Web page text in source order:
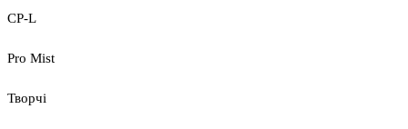
CP-L
Pro Mist
Творчі